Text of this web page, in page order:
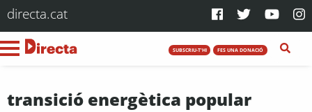
directa.cat
SUBSCRIU-T'HI FES UNA DONACIÓ
transició energètica popular